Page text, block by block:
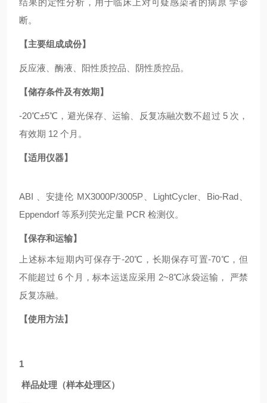
结果的定性分析，用于临床上对可疑感染者的病原 学诊
断。
【主要组成成份】
反应液、酶液、阳性质控品、阴性质控品。
【储存条件及有效期】
-20℃±5℃，避光保存、运输、反复冻融次数不超过 5 次，
有效期 12 个月。
【适用仪器】
ABI 、安捷伦 MX3000P/3005P、LightCycler、Bio-Rad、
Eppendorf 等系列荧光定量 PCR 检测仪。
【保存和运输】
上述标本短期内可保存于-20℃，长期保存可置-70℃，但
不能超过 6 个月，标本运送应采用 2~8℃冰袋运输， 严禁
反复冻融。
【使用方法】
1
样品处理（样本处理区）